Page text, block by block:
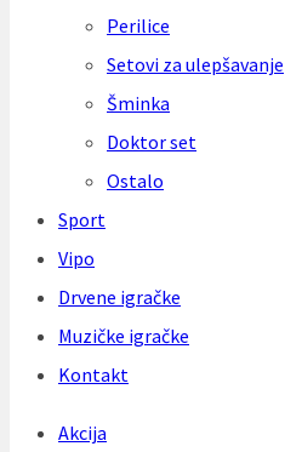
Perilice
Setovi za ulepšavanje
Šminka
Doktor set
Ostalo
Sport
Vipo
Drvene igračke
Muzičke igračke
Kontakt
Akcija